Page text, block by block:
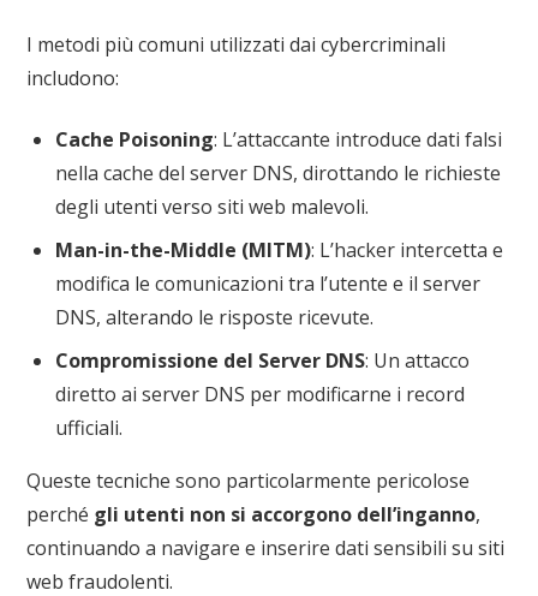
I metodi più comuni utilizzati dai cybercriminali
includono:
Cache Poisoning: L’attaccante introduce dati falsi
nella cache del server DNS, dirottando le richieste
degli utenti verso siti web malevoli.
Man-in-the-Middle (MITM): L’hacker intercetta e
modifica le comunicazioni tra l’utente e il server
DNS, alterando le risposte ricevute.
Compromissione del Server DNS: Un attacco
diretto ai server DNS per modificarne i record
ufficiali.
Queste tecniche sono particolarmente pericolose
perché gli utenti non si accorgono dell’inganno,
continuando a navigare e inserire dati sensibili su siti
web fraudolenti.